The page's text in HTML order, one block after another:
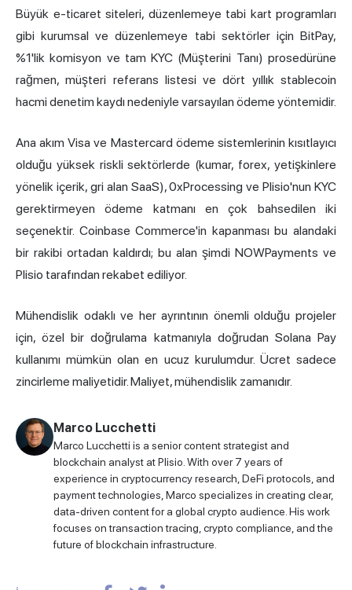
Büyük e-ticaret siteleri, düzenlemeye tabi kart programları
gibi kurumsal ve düzenlemeye tabi sektörler için BitPay,
%1'lik komisyon ve tam KYC (Müşterini Tanı) prosedürüne
rağmen, müşteri referans listesi ve dört yıllık stablecoin
hacmi denetim kaydı nedeniyle varsayılan ödeme yöntemidir.
Ana akım Visa ve Mastercard ödeme sistemlerinin kısıtlayıcı
olduğu yüksek riskli sektörlerde (kumar, forex, yetişkinlere
yönelik içerik, gri alan SaaS), 0xProcessing ve Plisio'nun KYC
gerektirmeyen ödeme katmanı en çok bahsedilen iki
seçenektir. Coinbase Commerce'in kapanması bu alandaki
bir rakibi ortadan kaldırdı; bu alan şimdi NOWPayments ve
Plisio tarafından rekabet ediliyor.
Mühendislik odaklı ve her ayrıntının önemli olduğu projeler
için, özel bir doğrulama katmanıyla doğrudan Solana Pay
kullanımı mümkün olan en ucuz kurulumdur. Ücret sadece
zincirleme maliyetidir. Maliyet, mühendislik zamanıdır.
Marco Lucchetti
Marco Lucchetti is a senior content strategist and
blockchain analyst at Plisio. With over 7 years of
experience in cryptocurrency research, DeFi protocols, and
payment technologies, Marco specializes in creating clear,
data-driven content for a global crypto audience. His work
focuses on transaction tracing, crypto compliance, and the
future of blockchain infrastructure.